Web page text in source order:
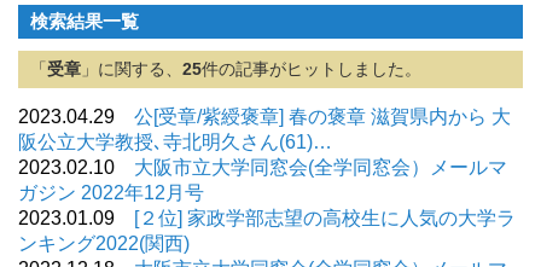
検索結果一覧
「受章 」に関する、 25件の記事がヒットしました。
2023.04.29 公[受章/紫綬褒章] 春の褒章 滋賀県内から 大
阪公立大学教授､寺北明久さん(61)…
2023.02.10 大阪市立大学同窓会(全学同窓会）メールマ
ガジン 2022年12月号
2023.01.09
[２位] 家政学部志望の高校生に人気の大学ラ
ンキング2022(関西)